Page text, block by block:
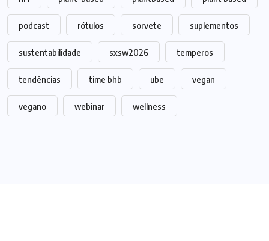
podcast rótulos sorvete suplementos
sustentabilidade sxsw2026 temperos
tendências time bhb ube vegan
vegano webinar wellness